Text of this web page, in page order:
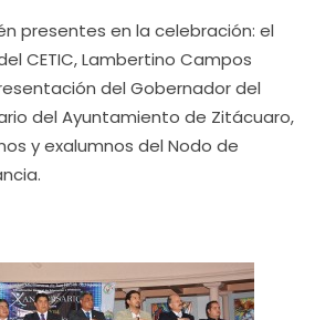
presentes en la celebración: el
CETIC, Lambertino Campos
del Gobernador del
del Ayuntamiento de Zitácuaro,
y exalumnos del Nodo de